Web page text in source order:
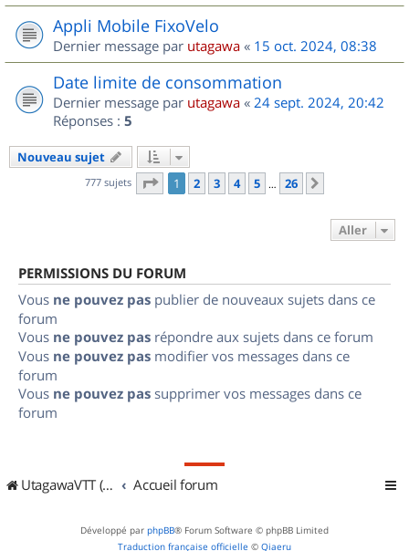
Appli Mobile FixoVelo
Dernier message par utagawa « 15 oct. 2024, 08:38
Date limite de consommation
Dernier message par utagawa « 24 sept. 2024, 20:42
Réponses : 5
Nouveau sujet
777 sujets Page 1sur
1 2 3 4 5 … 26
Aller
PERMISSIONS DU FORUM
Vous ne pouvez pas publier de nouveaux sujets dans ce
forum
Vous ne pouvez pas répondre aux sujets dans ce forum
Vous ne pouvez pas modifier vos messages dans ce
forum
Vous ne pouvez pas supprimer vos messages dans ce
forum
UtagawaVTT (Randos VTT et VTTAE avec traces GPS) Accueil forum
Développé par phpBB® Forum Software © phpBB Limited
Traduction française officielle © Qiaeru